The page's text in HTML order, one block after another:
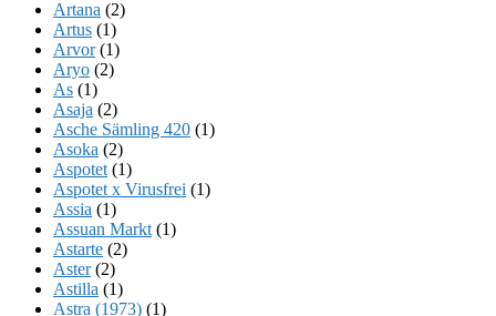
Artana (2)
Artus (1)
Arvor(1)
Aryo (2)
As (1)
Asaja (2)
Asche Sämling 420 (1)
Asoka (2)
Aspotet (1)
Aspotet x Virusfrei (1)
Assia (1)
Assuan Markt (1)
Astarte (2)
Aster(2)
Astilla (1)
Astra (1973) (1)